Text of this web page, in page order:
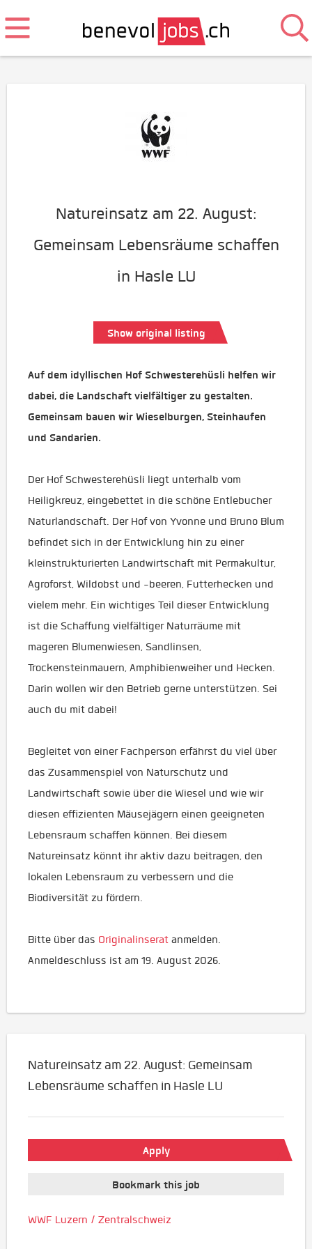
Natureinsatz am 22. August:
Gemeinsam Lebensräume schaffen
in Hasle LU
Show original listing
Auf dem idyllischen Hof Schwesterehüsli helfen wir
dabei, die Landschaft vielfältiger zu gestalten.
Gemeinsam bauen wir Wieselburgen, Steinhaufen
und Sandarien.
Der Hof Schwesterehüsli liegt unterhalb vom
Heiligkreuz, eingebettet in die schöne Entlebucher
Naturlandschaft. Der Hof von Yvonne und Bruno Blum
befindet sich in der Entwicklung hin zu einer
kleinstrukturierten Landwirtschaft mit Permakultur,
Agroforst, Wildobst und -beeren, Futterhecken und
vielem mehr. Ein wichtiges Teil dieser Entwicklung
ist die Schaffung vielfältiger Naturräume mit
mageren Blumenwiesen, Sandlinsen,
Trockensteinmauern, Amphibienweiher und Hecken.
Darin wollen wir den Betrieb gerne unterstützen. Sei
auch du mit dabei!
Begleitet von einer Fachperson erfährst du viel über
das Zusammenspiel von Naturschutz und
Landwirtschaft sowie über die Wiesel und wie wir
diesen effizienten Mäusejägern einen geeigneten
Lebensraum schaffen können. Bei diesem
Natureinsatz könnt ihr aktiv dazu beitragen, den
lokalen Lebensraum zu verbessern und die
Biodiversität zu fördern.
Bitte über das Originalinserat anmelden.
Anmeldeschluss ist am 19. August 2026.
Natureinsatz am 22. August: Gemeinsam
Lebensräume schaffen in Hasle LU
Apply
Bookmark this job
WWF Luzern / Zentralschweiz